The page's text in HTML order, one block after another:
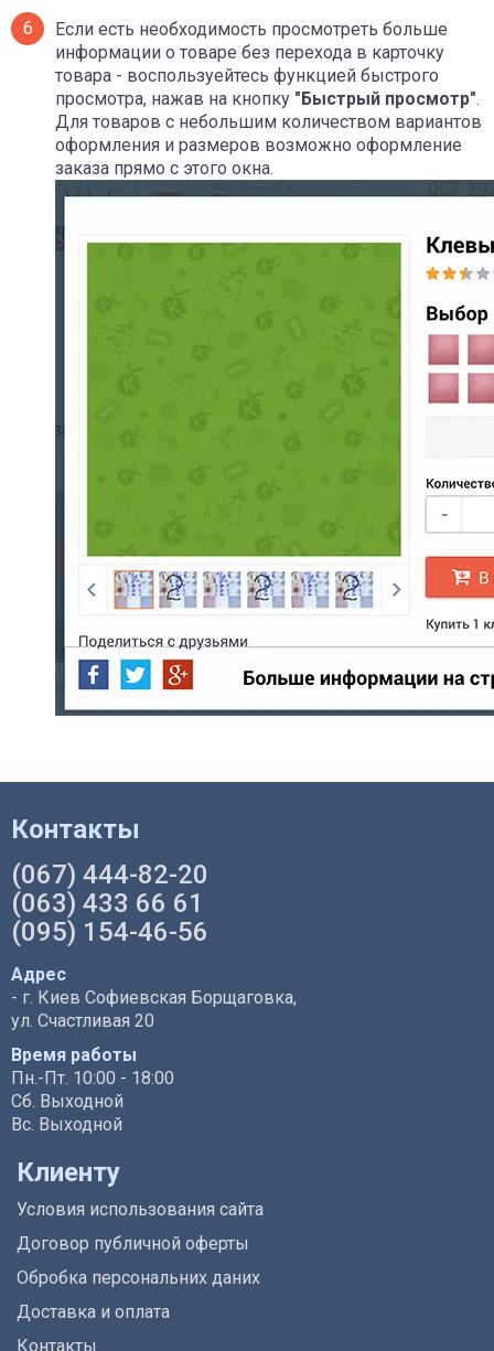
Если есть необходимость просмотреть больше
информации о товаре без перехода в карточку
товара - воспользуейтесь функцией быстрого
просмотра, нажав на кнопку "Быстрый просмотр".
Для товаров с небольшим количеством вариантов
оформления и размеров возможно оформление
заказа прямо с этого окна.
Контакты
(067) 444-82-20
(063) 433 66 61
(095) 154-46-56
Адрес
- г. Киев Софиевская Борщаговка,
ул. Счастливая 20
Время работы
Пн.-Пт. 10:00 - 18:00
Сб. Выходной
Вс. Выходной
Клиенту
Условия использования сайта
Договор публичной оферты
Обробка персональних даних
Доставка и оплата
Контакты